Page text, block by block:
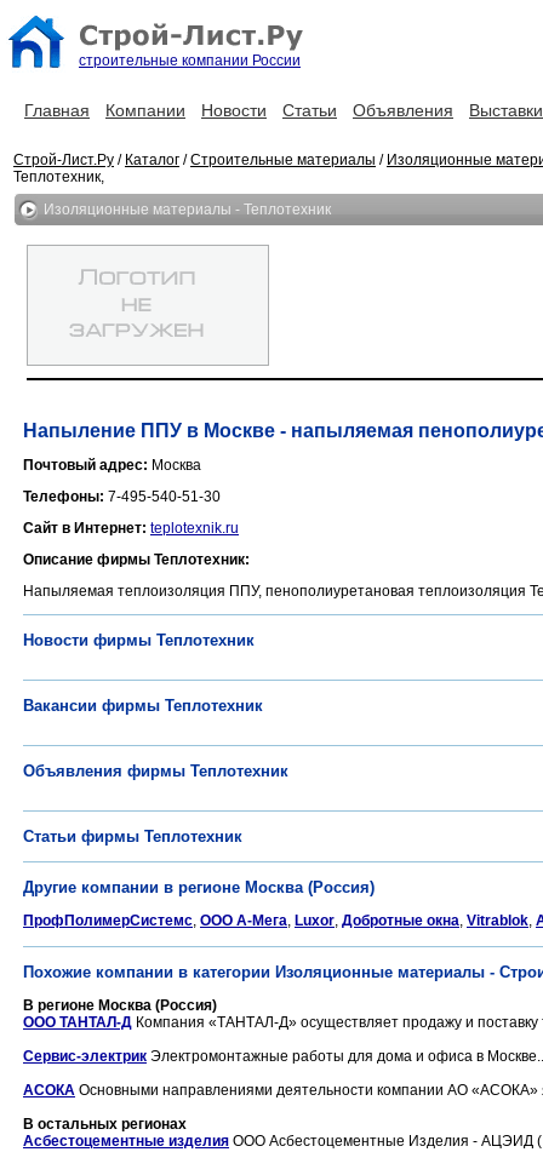
строительные компании России
Главная Компании Новости Статьи Объявления Выставки
Строй-Лист.Ру / Каталог /Строительные материалы / Изоляционные
Теплотехник,
Изоляционные материалы - Теплотехник
Напыление ППУ в Москве - напыляемая
Почтовый адрес: Москва
Телефоны: 7-495-540-51-30
Сайт в Интернет: teplotexnik.ru
Описание фирмы Теплотехник:
Напыляемая теплоизоляция ППУ, пенополиуретановая теплоизоляция
Новости фирмы Теплотехник
Вакансии фирмы Теплотехник
Объявления фирмы Теплотехник
Статьи фирмы Теплотехник
Другие компании в регионе Москва (Россия)
ПрофПолимерСистемс, ООО А-Мега, Luxor, Добротные окна, Vitrablok,
Похожие компании в категории Изоляционные материалы -
В регионе Москва (Россия)
ООО ТАНТАЛ-Д Компания «ТАНТАЛ-Д» осуществляет продажу и поставку
Сервис-электрик Электромонтажные работы для дома и офиса в
АСОКА Основными направлениями деятельности компании АО «АСОКА»
В остальных регионах
Асбестоцементные изделия ООО Асбестоцементные Изделия - АЦЭИД (